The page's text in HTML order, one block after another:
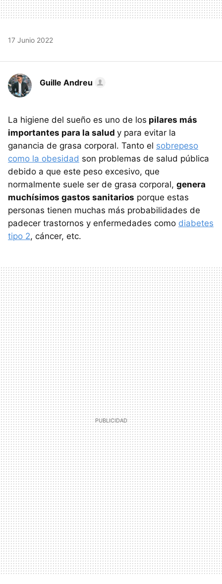
17 Junio 2022
Guille Andreu
La higiene del sueño es uno de los pilares más
importantes para la salud y para evitar la
ganancia de grasa corporal. Tanto el sobrepeso
como la obesidad son problemas de salud pública
debido a que este peso excesivo, que
normalmente suele ser de grasa corporal, genera
muchísimos gastos sanitarios porque estas
personas tienen muchas más probabilidades de
padecer trastornos y enfermedades como diabetes
tipo 2, cáncer, etc.